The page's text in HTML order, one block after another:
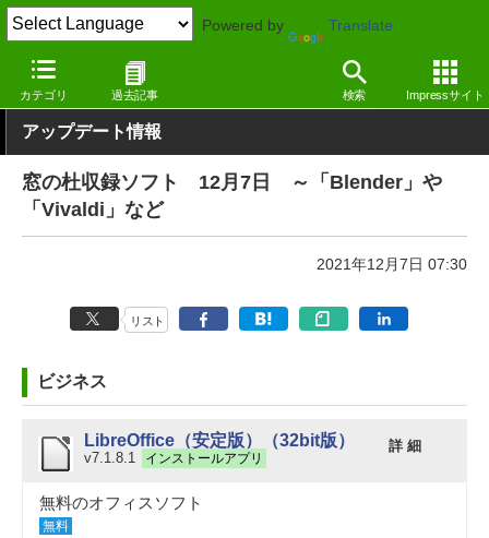
Powered by Translate
カテゴリ 過去記事 検索 Impressサイト
窓の杜 その他の話題 アップデート
アップデート情報
窓の杜収録ソフト 12月7日 ～「Blender」や
「Vivaldi」など
2021年12月7日 07:30
リスト
ビジネス
LibreOffice（安定版）（32bit版）
v7.1.8.1 インストールアプリ
詳 細
無料のオフィスソフト
無料